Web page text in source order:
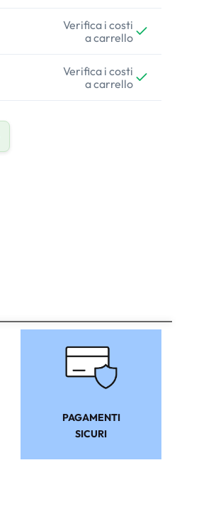
Verifica i costi
a carrello
Verifica i costi
a carrello
PAGAMENTI
SICURI